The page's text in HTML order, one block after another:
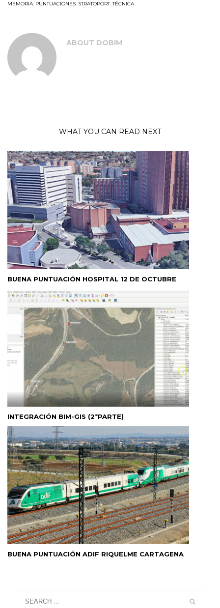
MEMORIA, PUNTUACIONES, STRATOPORT,TÉCNICA
ABOUT DOBIM
WHAT YOU CAN READ NEXT
BUENA PUNTUACIÓN HOSPITAL 12 DE OCTUBRE
INTEGRACIÓN BIM-GIS (2ªPARTE)
BUENA PUNTUACIÓN ADIF RIQUELME CARTAGENA